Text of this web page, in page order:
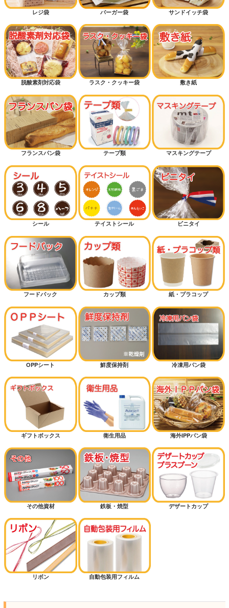
レジ袋 バーガー袋 サンドイッチ袋
脱酸素剤対応袋 ラスク・クッキー袋 敷き紙
フランスパン袋 テープ類 マスキングテープ
シール テイストシール ビニタイ
フードパック カップ類 紙・プラコップ
OPPシート 鮮度保持剤 冷凍用パン袋
ギフトボックス 衛生用品 海外IPPパン袋
その他資材 鉄板・焼型 デザートカップ
リボン 自動包装用フィルム